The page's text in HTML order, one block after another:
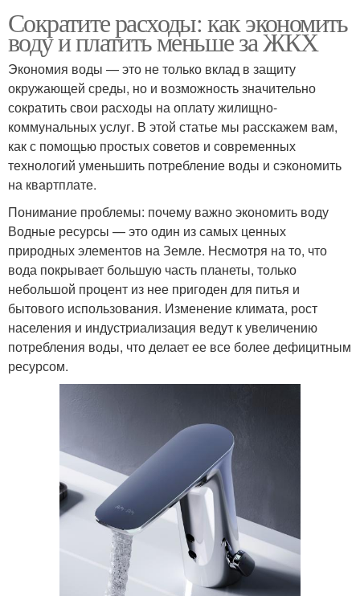
Сократите расходы: как экономить
воду и платить меньше за ЖКХ
Экономия воды — это не только вклад в защиту
окружающей среды, но и возможность значительно
сократить свои расходы на оплату жилищно-
коммунальных услуг. В этой статье мы расскажем вам,
как с помощью простых советов и современных
технологий уменьшить потребление воды и сэкономить
на квартплате.
Понимание проблемы: почему важно экономить воду
Водные ресурсы — это один из самых ценных
природных элементов на Земле. Несмотря на то, что
вода покрывает большую часть планеты, только
небольшой процент из нее пригоден для питья и
бытового использования. Изменение климата, рост
населения и индустриализация ведут к увеличению
потребления воды, что делает ее все более дефицитным
ресурсом.